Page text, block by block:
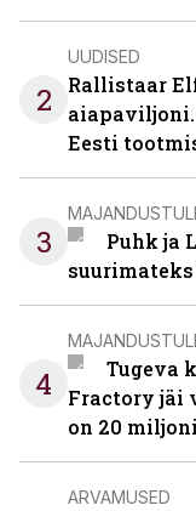
2
UUDISED
Rallistaar
aiapaviljoni.
Eesti
3
Puhk ja
4
Tugeva
Fractory jäi
on 20
ARVAMUSED